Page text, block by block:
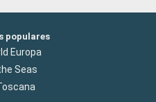
populares
Europa
Seas